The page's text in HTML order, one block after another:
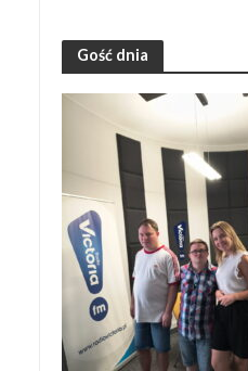
Gość dnia